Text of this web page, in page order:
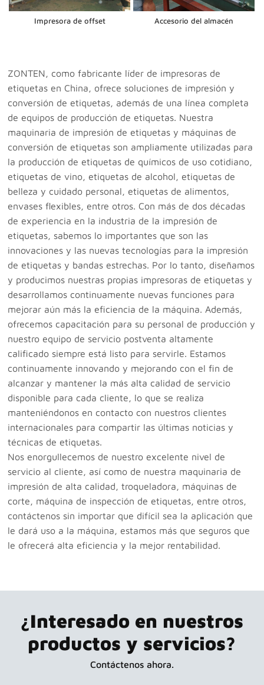
Impresora de offset Accesorio del almacén
ZONTEN, como fabricante líder de impresoras de
etiquetas en China, ofrece soluciones de impresión y
conversión de etiquetas, además de una línea completa
de equipos de producción de etiquetas. Nuestra
maquinaria de impresión de etiquetas y máquinas de
conversión de etiquetas son ampliamente utilizadas para
la producción de etiquetas de químicos de uso cotidiano,
etiquetas de vino, etiquetas de alcohol, etiquetas de
belleza y cuidado personal, etiquetas de alimentos,
envases flexibles, entre otros. Con más de dos décadas
de experiencia en la industria de la impresión de
etiquetas, sabemos lo importantes que son las
innovaciones y las nuevas tecnologías para la impresión
de etiquetas y bandas estrechas. Por lo tanto, diseñamos
y producimos nuestras propias impresoras de etiquetas y
desarrollamos continuamente nuevas funciones para
mejorar aún más la eficiencia de la máquina. Además,
ofrecemos capacitación para su personal de producción y
nuestro equipo de servicio postventa altamente
calificado siempre está listo para servirle. Estamos
continuamente innovando y mejorando con el fin de
alcanzar y mantener la más alta calidad de servicio
disponible para cada cliente, lo que se realiza
manteniéndonos en contacto con nuestros clientes
internacionales para compartir las últimas noticias y
técnicas de etiquetas.
Nos enorgullecemos de nuestro excelente nivel de
servicio al cliente, así como de nuestra maquinaria de
impresión de alta calidad, troqueladora, máquinas de
corte, máquina de inspección de etiquetas, entre otros,
contáctenos sin importar que difícil sea la aplicación que
le dará uso a la máquina, estamos más que seguros que
le ofrecerá alta eficiencia y la mejor rentabilidad.
¿Interesado en nuestros
productos y servicios?
Contáctenos ahora.